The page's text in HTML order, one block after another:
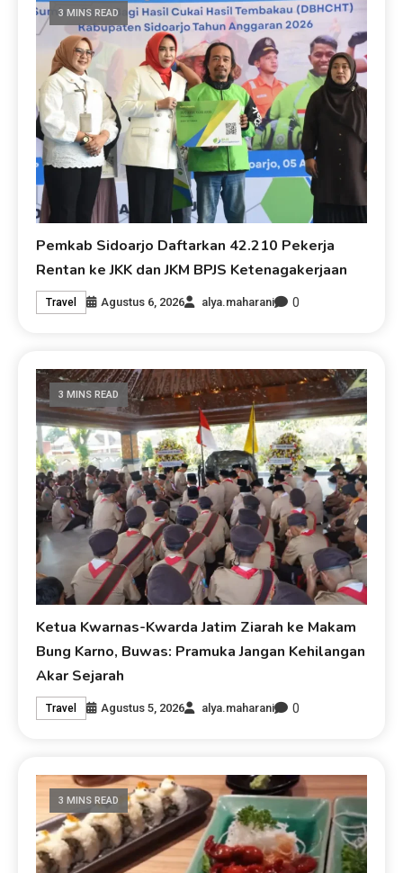
3 MINS READ
Pemkab Sidoarjo Daftarkan 42.210 Pekerja
Rentan ke JKK dan JKM BPJS Ketenagakerjaan
Travel Agustus 6, 2026 alya.maharani 0
3 MINS READ
Ketua Kwarnas-Kwarda Jatim Ziarah ke Makam
Bung Karno, Buwas: Pramuka Jangan Kehilangan
Akar Sejarah
Travel Agustus 5, 2026 alya.maharani 0
3 MINS READ